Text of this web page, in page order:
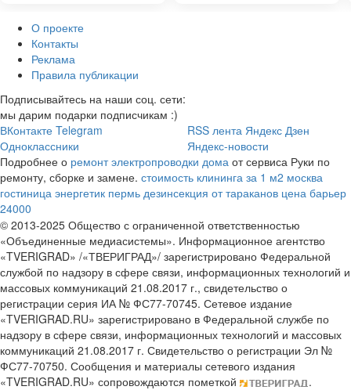
О проекте
Контакты
Реклама
Правила публикации
Подписывайтесь на наши соц. сети:
мы дарим подарки подписчикам :)
ВКонтакте Telegram
Одноклассники
RSS лента Яндекс Дзен
Яндекс-новости
Подробнее о ремонт электропроводки дома от сервиса Руки по
ремонту, сборке и замене. стоимость клининга за 1 м2 москва
гостиница энергетик пермь дезинсекция от тараканов цена барьер
24000
© 2013-2025 Общество с ограниченной ответственностью
«Объединенные медиасистемы». Информационное агентство
«TVERIGRAD» /«ТВЕРИГРАД»/ зарегистрировано Федеральной
службой по надзору в сфере связи, информационных технологий и
массовых коммуникаций 21.08.2017 г., свидетельство о
регистрации серия ИА № ФС77-70745. Сетевое издание
«TVERIGRAD.RU» зарегистрировано в Федеральной службе по
надзору в сфере связи, информационных технологий и массовых
коммуникаций 21.08.2017 г. Свидетельство о регистрации Эл №
ФС77-70750. Сообщения и материалы сетевого издания
«TVERIGRAD.RU» сопровождаются пометкой
.